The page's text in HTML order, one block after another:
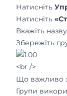
Натисніть
Натисніть
Вкажіть
Збережіть
<br />
Що важливо
Групи